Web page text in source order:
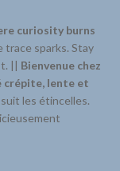
curiosity burns
trace sparks. Stay
|| Bienvenue chez
crépite, lente et
les étincelles.